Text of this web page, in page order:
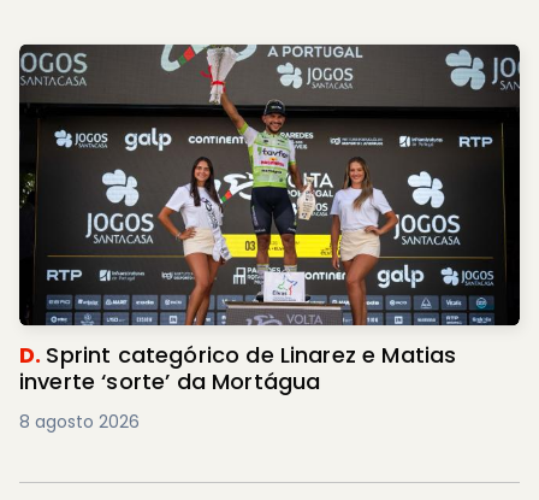
D. Sprint categórico de Linarez e Matias
inverte ‘sorte’ da Mortágua
8 agosto 2026